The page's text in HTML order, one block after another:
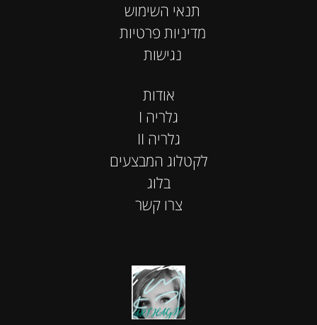
אודות
I גלריה
II גלריה
לקטלוג המבצעים
בלוג
צרו קשר
תנאי השימוש
מדיניות פרטיות
נגישות